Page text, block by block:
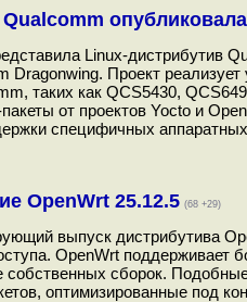
Linux-дистрибутив
Dragonwing. Проект
таких как QCS5430,
от проектов Yocto и
специфичных
OpenWrt 25.12.5 (68 +29)
выпуск дистрибутива
OpenWrt поддерживает
собственных сборок.
оптимизированные под